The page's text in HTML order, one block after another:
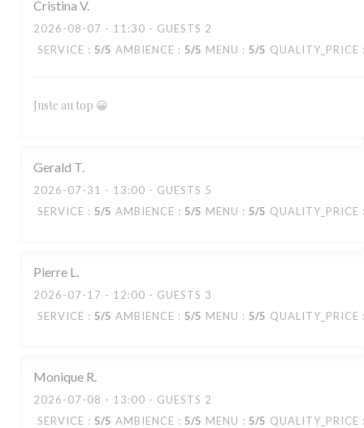
Cristina V
2026-08-07 - 11:30 - GUESTS 2
SERVICE : 5/5 AMBIENCE : 5/5 MENU : 5/5 QUALITY_PRICE
Juste au top 😀
Gerald T
2026-07-31 - 13:00 - GUESTS 5
SERVICE : 5/5 AMBIENCE : 5/5 MENU : 5/5 QUALITY_PRICE
Pierre L
2026-07-17 - 12:00 - GUESTS 3
SERVICE : 5/5 AMBIENCE : 5/5 MENU : 5/5 QUALITY_PRICE
Monique R
2026-07-08 - 13:00 - GUESTS 2
SERVICE : 5/5 AMBIENCE : 5/5 MENU : 5/5 QUALITY_PRICE